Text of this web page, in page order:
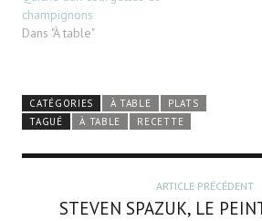
champignons
Dans "À table"
CATÉGORIES À TABLE
PLATS
TAGUÉ
À TABLE RECETTE
ARTICLE PRÉCÉDENT
STEVEN SPAZUK, LE